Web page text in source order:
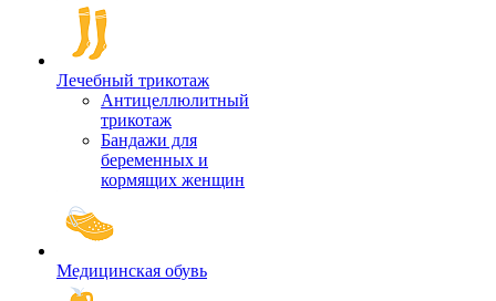
Лечебный трикотаж
Антицеллюлитный
трикотаж
Бандажи для
беременных и
кормящих женщин
Медицинская обувь